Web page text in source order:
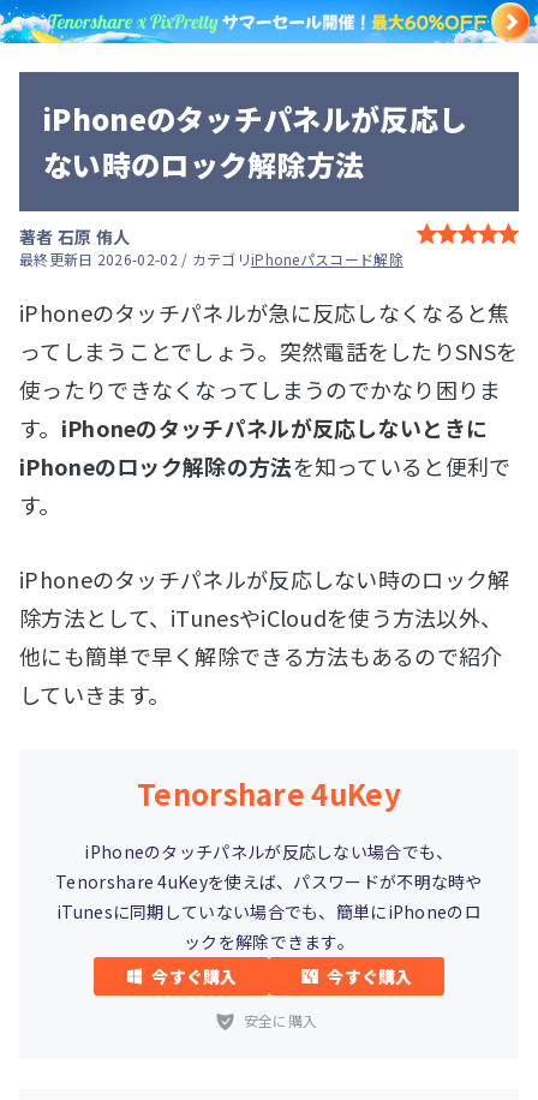
iPhoneのタッチパネルが反応し
ない時のロック解除方法
著者 石原 侑人
最終更新日 2026-02-02 / カテゴリiPhoneパスコード解除
iPhoneのタッチパネルが急に反応しなくなると焦
ってしまうことでしょう。突然電話をしたりSNSを
使ったりできなくなってしまうのでかなり困りま
す。 iPhoneのタッチパネルが反応しないときに
iPhoneのロック解除の方法を知っていると便利で
す。
iPhoneのタッチパネルが反応しない時のロック解
除方法として、iTunesやiCloudを使う方法以外、
他にも簡単で早く解除できる方法もあるので紹介
していきます。
Tenorshare 4uKey
iPhoneのタッチパネルが反応しない場合でも、
Tenorshare 4uKeyを使えば、パスワードが不明な時や
iTunesに同期していない場合でも、簡単にiPhoneのロ
ックを解除できます。
今すぐ購入
今すぐ購入
安全に購入